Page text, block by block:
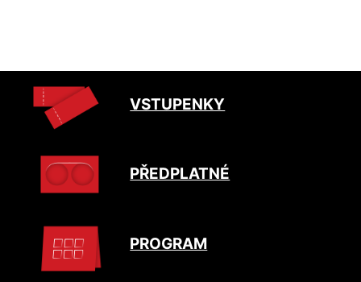
VSTUPENKY
PŘEDPLATNÉ
PROGRAM